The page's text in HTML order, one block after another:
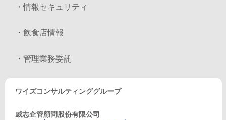
・情報セキュリティ
・飲食店情報
・管理業務委託
ワイズコンサルティンググループ
威志企管顧問股份有限公司